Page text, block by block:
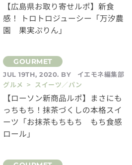
【広島県お取り寄せルポ】新食
感！ トロトロジューシー「万汐農
園 果実ぷりん」
JUL 19TH, 2020. BY
イエモネ編集部
グルメ > スイーツ／パン
【ローソン新商品ルポ】まさにも
っちもち！抹茶づくしの本格スイ
ーツ「お抹茶もちもち もち食感
ロール」